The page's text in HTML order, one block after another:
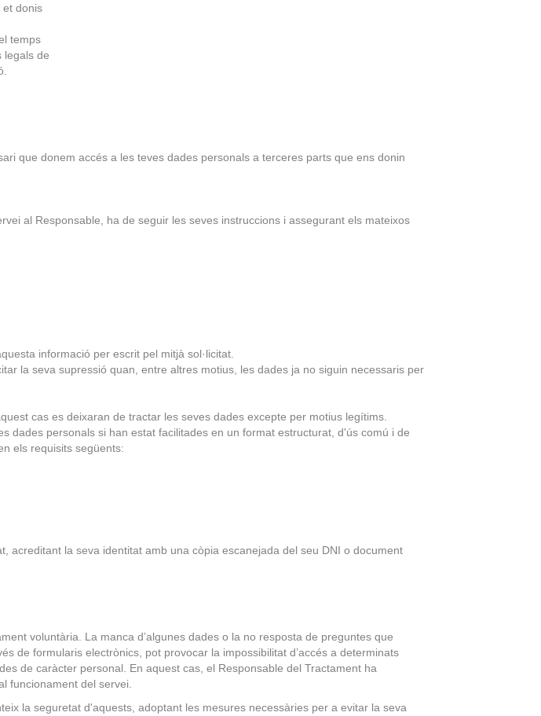
et donis
temps
legals de
que donem accés a les teves dades personals a terceres parts que ens donin
al Responsable, ha de seguir les seves instruccions i assegurant els mateixos
informació per escrit pel mitjà sol·licitat.
la seva supressió quan, entre altres motius, les dades ja no siguin necessaris per
cas es deixaran de tractar les seves dades excepte per motius legítims.
dades personals si han estat facilitades en un format estructurat, d'ús comú i de
els requisits següents:
acreditant la seva identitat amb una còpia escanejada del seu DNI o document
voluntària. La manca d’algunes dades o la no resposta de preguntes que
de formularis electrònics, pot provocar la impossibilitat d’accés a determinats
de caràcter personal. En aquest cas, el Responsable del Tractament ha
funcionament del servei.
la seguretat d'aquests, adoptant les mesures necessàries per a evitar la seva